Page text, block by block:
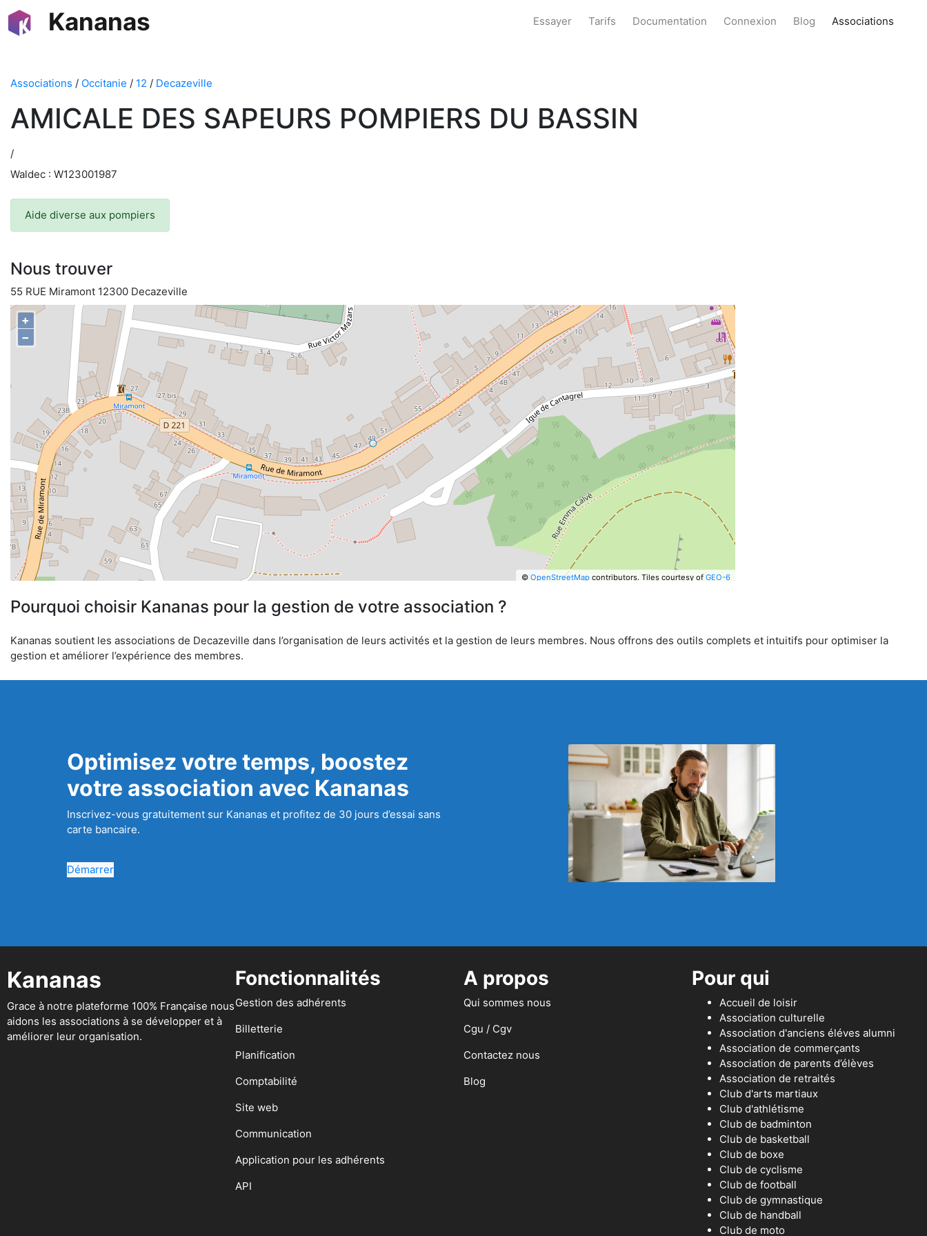
Kananas Essayer Tarifs Documentation Connexion Blog Associations
Associations / Occitanie / 12 / Decazeville
AMICALE DES SAPEURS POMPIERS DU BASSIN
/
Waldec : W123001987
Aide diverse aux pompiers
Nous trouver
55 RUE Miramont 12300 Decazeville
+
−
© OpenStreetMapcontributors. Tiles courtesy of GEO-6
Pourquoi choisir Kananas pour la gestion de votre association ?
Kananas soutient les associations de Decazeville dans l’organisation de leurs activités et la gestion de leurs membres. Nous offrons des outils complets et intuitifs pour optimiser la
gestion et améliorer l’expérience des membres.
Optimisez votre temps, boostez
votre association avec Kananas
Inscrivez-vous gratuitement sur Kananas et profitez de 30 jours d’essai sans
carte bancaire.
Démarrer
Kananas
Grace à notre plateforme 100% Française nous
aidons les associations à se développer et à
améliorer leur organisation.
Fonctionnalités
Gestion des adhérents
Billetterie
Planification
Comptabilité
Site web
Communication
Application pour les adhérents
API
A propos
Qui sommes nous
Cgu / Cgv
Contactez nous
Blog
Pour qui
Accueil de loisir
Association culturelle
Association d'anciens éléves alumni
Association de commerçants
Association de parents d’élèves
Association de retraités
Club d'arts martiaux
Club d'athlétisme
Club de badminton
Club de basketball
Club de boxe
Club de cyclisme
Club de football
Club de gymnastique
Club de handball
Club de moto